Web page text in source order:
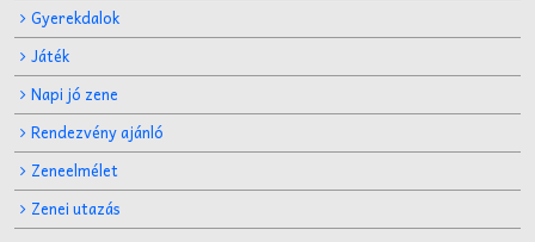
Gyerekdalok
Játék
Napi jó zene
Rendezvény ajánló
Zeneelmélet
Zenei utazás